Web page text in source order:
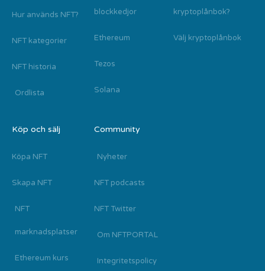
Hur används NFT?
NFT kategorier
NFT historia
Ordlista
blockkedjor
Ethereum
Tezos
Solana
kryptoplånbok?
Välj kryptoplånbok
Köp och sälj
Köpa NFT
Skapa NFT
NFT
marknadsplatser
Ethereum kurs
Community
Nyheter
NFT podcasts
NFT Twitter
Om NFTPORTAL
Integritetspolicy